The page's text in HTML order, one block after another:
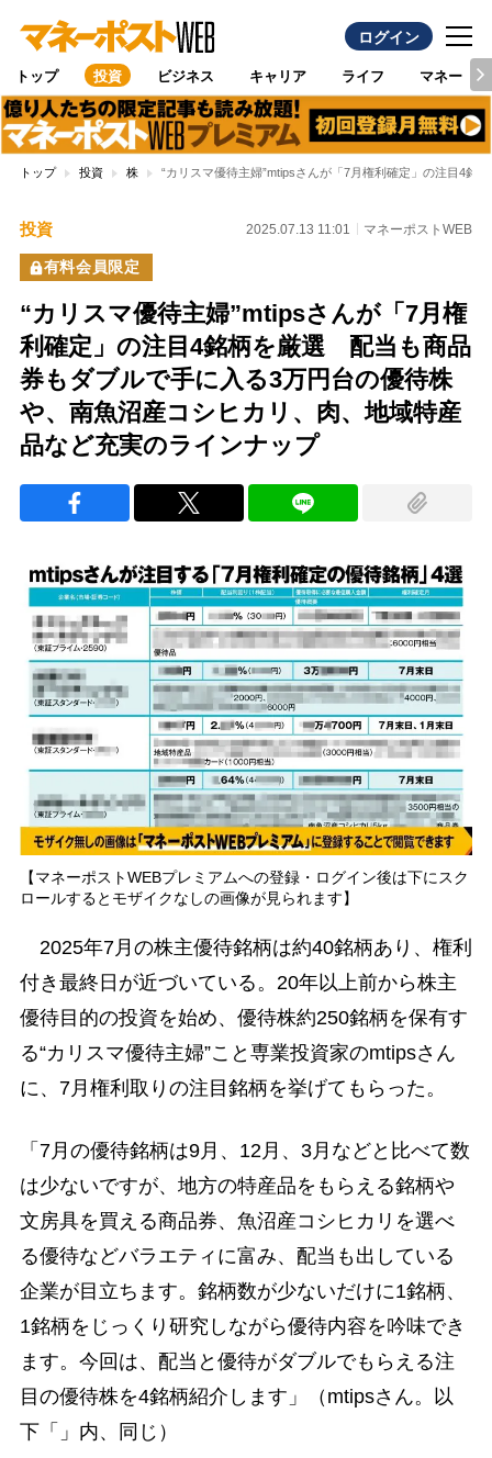
ログイン
トップ 投資 ビジネス キャリア ライフ マネー
トップ 投資 株 “カリスマ優待主婦”mtipsさんが「7月権利確定」の注目4
投資 2025.07.13 11:01 マネーポストWEB
有料会員限定
“カリスマ優待主婦”mtipsさんが「7月権
利確定」の注目4銘柄を厳選 配当も商品
券もダブルで手に入る3万円台の優待株
や、南魚沼産コシヒカリ、肉、地域特産
品など充実のラインナップ
【マネーポストWEBプレミアムへの登録・ログイン後は下にスク
ロールするとモザイクなしの画像が見られます】
2025年7月の株主優待銘柄は約40銘柄あり、権利
付き最終日が近づいている。20年以上前から株主
優待目的の投資を始め、優待株約250銘柄を保有す
る“カリスマ優待主婦”こと専業投資家のmtipsさん
に、7月権利取りの注目銘柄を挙げてもらった。
「7月の優待銘柄は9月、12月、3月などと比べて数
は少ないですが、地方の特産品をもらえる銘柄や
文房具を買える商品券、魚沼産コシヒカリを選べ
る優待などバラエティに富み、配当も出している
企業が目立ちます。銘柄数が少ないだけに1銘柄、
1銘柄をじっくり研究しながら優待内容を吟味でき
ます。今回は、配当と優待がダブルでもらえる注
目の優待株を4銘柄紹介します」（mtipsさん。以
下「」内、同じ）